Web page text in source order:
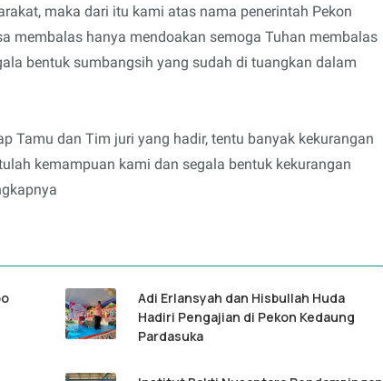
maka dari itu kami atas nama penerintah Pekon
membalas hanya mendoakan semoga Tuhan membalas
bentuk sumbangsih yang sudah di tuangkan dalam
Tamu dan Tim juri yang hadir, tentu banyak kekurangan
kemampuan kami dan segala bentuk kekurangan
Adi Erlansyah dan Hisbullah Huda
Hadiri Pengajian di Pekon Kedaung
Pardasuka